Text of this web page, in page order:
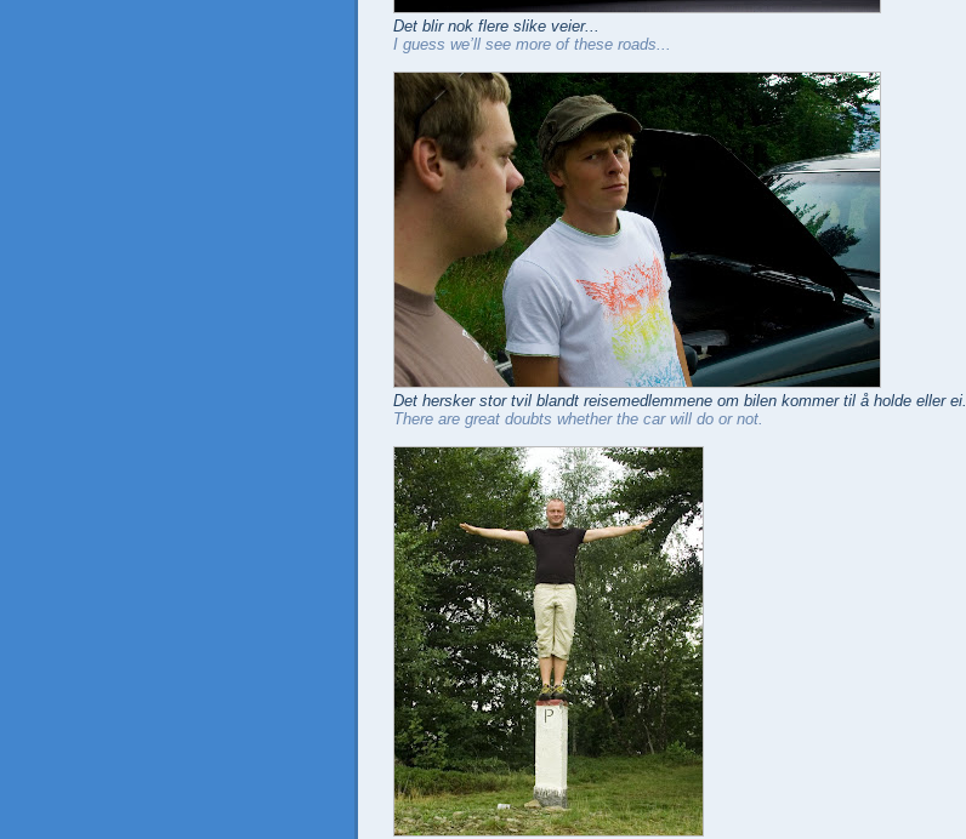
Det blir nok flere slike veier...
I guess we’ll see more of these roads...
Det hersker stor tvil blandt reisemedlemmene om bilen kommer til å holde eller ei.
There are great doubts whether the car will do or not.